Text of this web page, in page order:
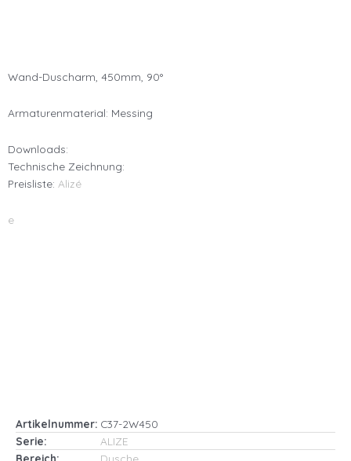
Wand-Duscharm, 450mm, 90°
Armaturenmaterial: Messing
Downloads:
Technische Zeichnung:
Preisliste: Alizé
e
Artikelnummer: C37-2W450
Serie:
ALIZE
Bereich:
Dusche